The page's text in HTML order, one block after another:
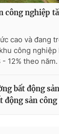
thức nếu
công nghiệp
cao và đang
công nghiệp
12% theo năm.
bất động
động sản